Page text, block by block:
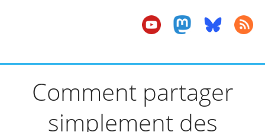
Comment partager
simplement des